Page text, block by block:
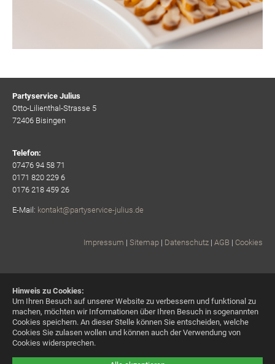
Hinweis zu Cookies:
Um Ihren Besuch auf unserer Website zu verbessern und funktional zu
machen, möchten wir Informationen über Ihren Besuch in sogenannten
Cookies speichern. An dieser Stelle können Sie entscheiden, welche
Cookies Sie zulasen wollen und können auch der Verwendung von
Cookies widersprechen.
Partyservice Julius
Otto-Lilienthal-Strasse 5
72406 Bisingen
Telefon:
07476 94 58 71
0171 820 229 6
0176 218 459 26
E-Mail: kontakt@partyservice-julius.de
Impressum | Sitemap | Datenschutz | AGB | Cookies